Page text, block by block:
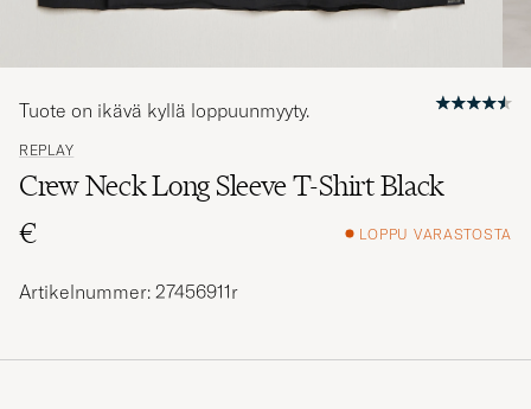
REPLAY
Crew Neck Long Sleeve T-Shirt Black
€
LOPPU VARASTOSTA
Tuote on ikävä kyllä loppuunmyyty.
Artikelnummer: 27456911r